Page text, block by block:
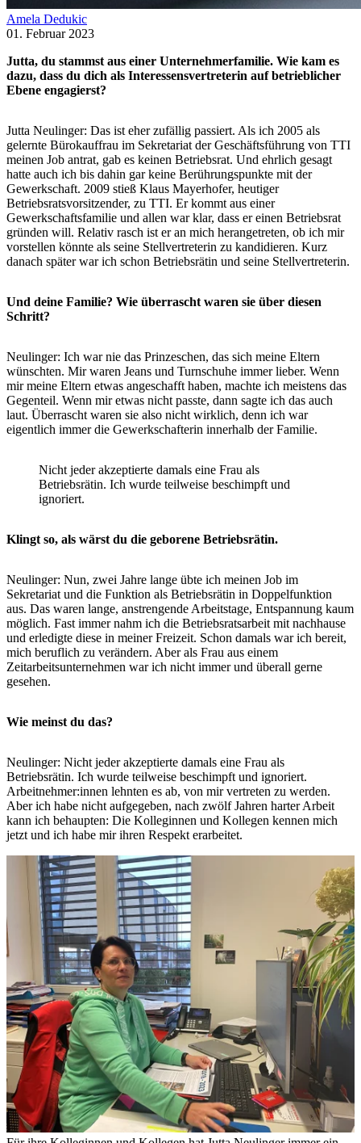
Amela Dedukic
01. Februar 2023
Jutta, du stammst aus einer Unternehmerfamilie. Wie kam es
dazu, dass du dich als Interessensvertreterin auf betrieblicher
Ebene engagierst?
Jutta Neulinger: Das ist eher zufällig passiert. Als ich 2005 als
gelernte Bürokauffrau im Sekretariat der Geschäftsführung von TTI
meinen Job antrat, gab es keinen Betriebsrat. Und ehrlich gesagt
hatte auch ich bis dahin gar keine Berührungspunkte mit der
Gewerkschaft. 2009 stieß Klaus Mayerhofer, heutiger
Betriebsratsvorsitzender, zu TTI. Er kommt aus einer
Gewerkschaftsfamilie und allen war klar, dass er einen Betriebsrat
gründen will. Relativ rasch ist er an mich herangetreten, ob ich mir
vorstellen könnte als seine Stellvertreterin zu kandidieren. Kurz
danach später war ich schon Betriebsrätin und seine Stellvertreterin.
Und deine Familie? Wie überrascht waren sie über diesen
Schritt?
Neulinger: Ich war nie das Prinzeschen, das sich meine Eltern
wünschten. Mir waren Jeans und Turnschuhe immer lieber. Wenn
mir meine Eltern etwas angeschafft haben, machte ich meistens das
Gegenteil. Wenn mir etwas nicht passte, dann sagte ich das auch
laut. Überrascht waren sie also nicht wirklich, denn ich war
eigentlich immer die Gewerkschafterin innerhalb der Familie.
Nicht jeder akzeptierte damals eine Frau als
Betriebsrätin. Ich wurde teilweise beschimpft und
ignoriert.
Klingt so, als wärst du die geborene Betriebsrätin.
Neulinger: Nun, zwei Jahre lange übte ich meinen Job im
Sekretariat und die Funktion als Betriebsrätin in Doppelfunktion
aus. Das waren lange, anstrengende Arbeitstage, Entspannung kaum
möglich. Fast immer nahm ich die Betriebsratsarbeit mit nachhause
und erledigte diese in meiner Freizeit. Schon damals war ich bereit,
mich beruflich zu verändern. Aber als Frau aus einem
Zeitarbeitsunternehmen war ich nicht immer und überall gerne
gesehen.
Wie meinst du das?
Neulinger: Nicht jeder akzeptierte damals eine Frau als
Betriebsrätin. Ich wurde teilweise beschimpft und ignoriert.
Arbeitnehmer:innen lehnten es ab, von mir vertreten zu werden.
Aber ich habe nicht aufgegeben, nach zwölf Jahren harter Arbeit
kann ich behaupten: Die Kolleginnen und Kollegen kennen mich
jetzt und ich habe mir ihren Respekt erarbeitet.